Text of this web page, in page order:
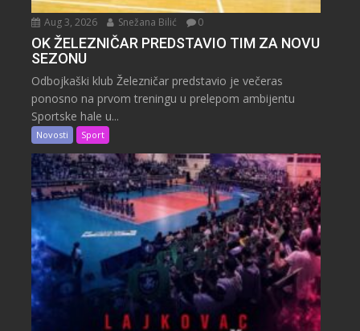
Aug 3, 2026 Snežana Bilić 0
OK ŽELEZNIČAR PREDSTAVIO TIM ZA NOVU
SEZONU
Odbojkaški klub Železničar predstavio je večeras
ponosno na prvom treningu u prelepom ambijentu
Sportske hale u...
Novosti Sport